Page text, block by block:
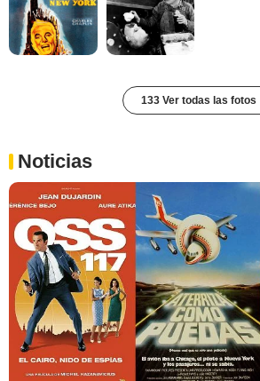
133 Ver todas las fotos
Noticias